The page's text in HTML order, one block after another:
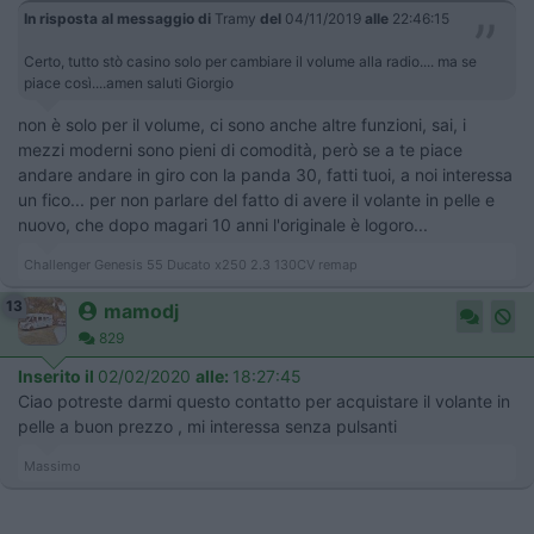
In risposta al messaggio di Tramy del 04/11/2019 alle 22:46:15
Certo, tutto stò casino solo per cambiare il volume alla radio.... ma se
piace così....amen saluti Giorgio
non è solo per il volume, ci sono anche altre funzioni, sai, i
mezzi moderni sono pieni di comodità, però se a te piace
andare andare in giro con la panda 30, fatti tuoi, a noi interessa
un fico... per non parlare del fatto di avere il volante in pelle e
nuovo, che dopo magari 10 anni l'originale è logoro...
Challenger Genesis 55 Ducato x250 2.3 130CV remap
13 mamodj
829
Inserito il 02/02/2020 alle: 18:27:45
Ciao potreste darmi questo contatto per acquistare il volante in
pelle a buon prezzo , mi interessa senza pulsanti
Massimo